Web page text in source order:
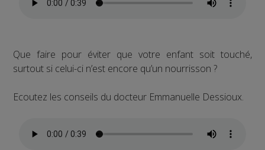
Que faire pour éviter que votre enfant soit touché,
surtout si celui-ci n’est encore qu’un nourrisson ?
Ecoutez les conseils du docteur Emmanuelle Dessioux.